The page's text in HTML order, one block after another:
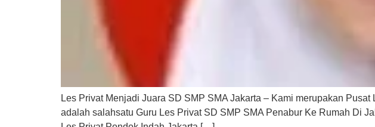
Les Privat Menjadi Juara SD SMP SMA Jakarta – Kami merupakan
adalah salahsatu Guru Les Privat SD SMP SMA Penabur Ke Rumah Di